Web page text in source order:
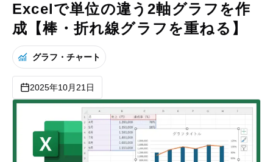
Excelで単位の違う2軸グラフを作
成【棒・折れ線グラフを重ねる】
グラフ・チャート
2025年10月21日